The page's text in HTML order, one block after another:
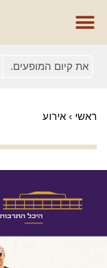
קיום המופעים.
ראשי › אירוע